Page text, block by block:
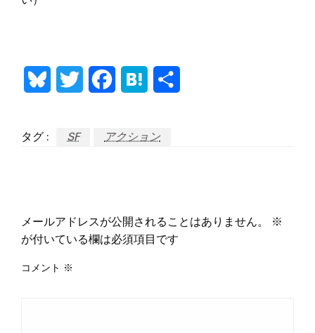
Bluesky Twitter FacebookHatena
タグ : SF アクション
メールアドレスが公開されることはありません。
※
が付いている欄は必須項目です
コメント ※